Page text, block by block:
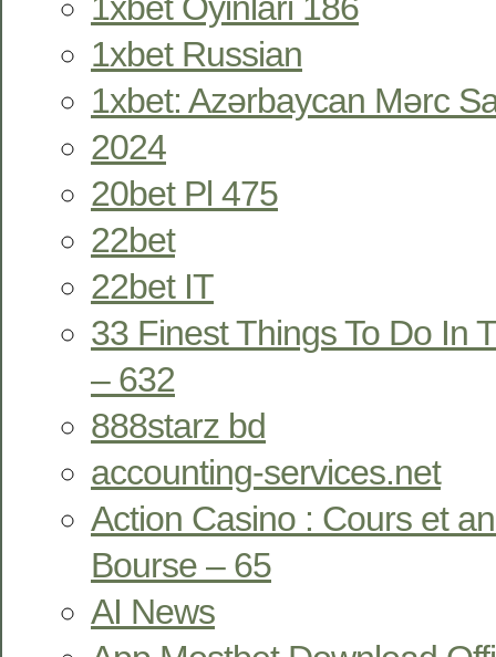
1xbet Russian
1xbet: Azərbaycan Mərc
2024
20bet Pl 475
22bet
22bet IT
33 Finest Things To Do In
– 632
888starz bd
accounting-services.net
Action Casino : Cours et
Bourse – 65
AI News